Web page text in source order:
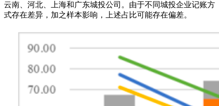
云南、河北、上海和广东城投公司。由于不同城投企业记账方
式存在差异，加之样本影响，上述占比可能存在偏差。